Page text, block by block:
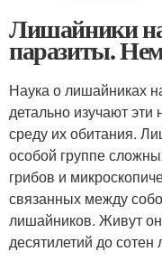
Лишайники на
паразиты.
Наука о лишайниках
детально изучают
среду их обитания.
особой группе
грибов и
связанных между
лишайников. Живут
десятилетий до сотен